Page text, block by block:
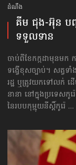
ដំណឹង
គីម ជុង-អ៊ុន បញ្ជ
ទទួលទាន
ចាប់ពីខែកក្កដាមុនមក
ទង្វើខុសច្បាប់។ សត្វ
រដ្ឋ ឬត្រូវយកទៅលក់ ដ
នានា នៅក្នុងប្រទេសកូរ៉
នៃរបបកុម្មុយនីស្ដិ៍កូរ៉េ ...